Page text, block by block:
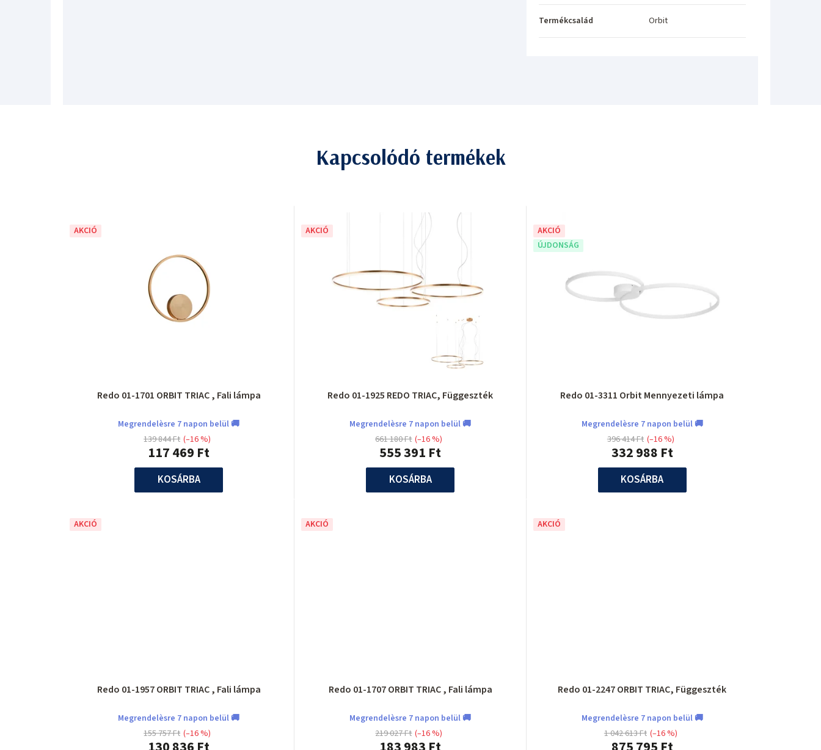
Termékcsalád Orbit
Kapcsolódó termékek
AKCIÓ
Redo 01-1701 ORBIT TRIAC , Fali lámpa
Megrendelèsre 7 napon belül 🚚
117 469 Ft
139 844 Ft (–16 %)
KOSÁRBA
AKCIÓ
Redo 01-1925 REDO TRIAC, Függeszték
Megrendelèsre 7 napon belül 🚚
555 391 Ft
661 180 Ft (–16 %)
KOSÁRBA
AKCIÓ
ÚJDONSÁG
Redo 01-3311 Orbit Mennyezeti lámpa
Megrendelèsre 7 napon belül 🚚
332 988 Ft
396 414 Ft (–16 %)
KOSÁRBA
AKCIÓ
Redo 01-1957 ORBIT TRIAC , Fali lámpa
Megrendelèsre 7 napon belül 🚚
155 757 Ft (–16 %)
AKCIÓ
Redo 01-1707 ORBIT TRIAC , Fali lámpa
Megrendelèsre 7 napon belül 🚚
219 027 Ft (–16 %)
AKCIÓ
Redo 01-2247 ORBIT TRIAC, Függeszték
Megrendelèsre 7 napon belül 🚚
1 042 613 Ft (–16 %)